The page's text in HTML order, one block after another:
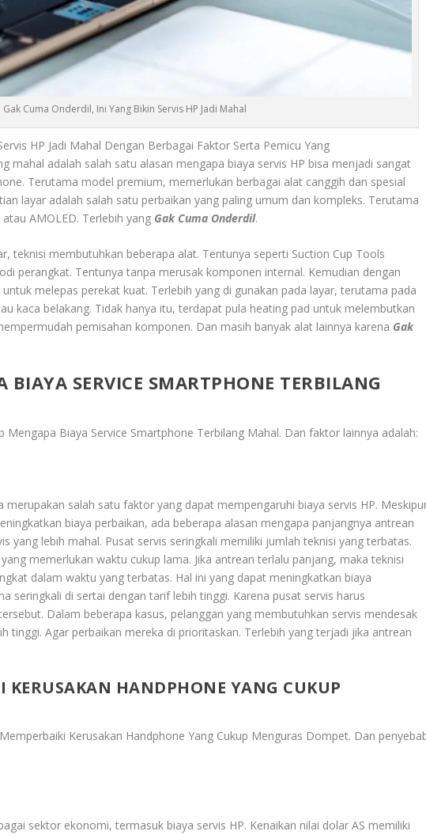
Gak Cuma Onderdil, Ini Yang Bikin Servis HP Jadi Mahal
HP Jadi Mahal Dengan Berbagai Faktor Serta Pemicu Yang
mahal adalah salah satu alasan mengapa biaya servis HP bisa menjadi sangat
Terutama model premium, memerlukan berbagai alat canggih dan spesial
layar adalah salah satu perbaikan yang paling umum dan kompleks. Terutama
AMOLED. Terlebih yang Gak Cuma Onderdil.
teknisi membutuhkan beberapa alat. Tentunya seperti Suction Cup Tools
perangkat. Tentunya tanpa merusak komponen internal. Kemudian dengan
melepas perekat kuat. Terlebih yang di gunakan pada layar, terutama pada
kaca belakang. Tidak hanya itu, terdapat pula heating pad untuk melembutkan
pemisahan komponen. Dan masih banyak alat lainnya karena Gak
BIAYA SERVICE SMARTPHONE TERBILANG
Mengapa Biaya Service Smartphone Terbilang Mahal. Dan faktor lainnya adalah:
merupakan salah satu faktor yang dapat mempengaruhi biaya servis HP.
biaya perbaikan, ada beberapa alasan mengapa panjangnya antrean
yang lebih mahal. Pusat servis seringkali memiliki jumlah teknisi yang terbatas.
memerlukan waktu cukup lama. Jika antrean terlalu panjang, maka teknisi
dalam waktu yang terbatas. Hal ini yang dapat meningkatkan biaya
seringkali di sertai dengan tarif lebih tinggi. Karena pusat servis harus
Dalam beberapa kasus, pelanggan yang membutuhkan servis mendesak
tinggi. Agar perbaikan mereka di prioritaskan. Terlebih yang terjadi jika antrean
KERUSAKAN HANDPHONE YANG CUKUP
Kerusakan Handphone Yang Cukup Menguras Dompet. Dan
sektor ekonomi, termasuk biaya servis HP. Kenaikan nilai dolar AS memiliki